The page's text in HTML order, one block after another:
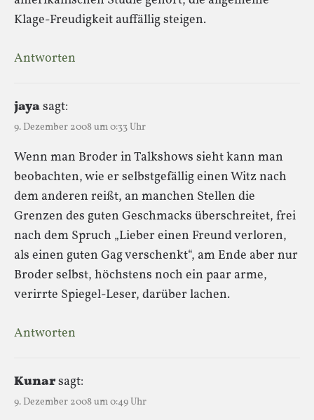
Klage-Freudigkeit auffällig steigen.
Antworten
jayasagt:
9. Dezember 2008 um 0:33 Uhr
Wenn man Broder in Talkshows sieht kann man
beobachten, wie er selbstgefällig einen Witz nach
dem anderen reißt, an manchen Stellen die
Grenzen des guten Geschmacks überschreitet, frei
nach dem Spruch „Lieber einen Freund verloren,
als einen guten Gag verschenkt“, am Ende aber nur
Broder selbst, höchstens noch ein paar arme,
verirrte Spiegel-Leser, darüber lachen.
Antworten
Kunarsagt:
9. Dezember 2008 um 0:49 Uhr